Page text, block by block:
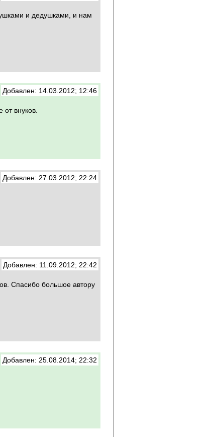
и дедушками, и нам
Добавлен: 14.03.2012; 12:46
внуков.
Добавлен: 27.03.2012; 22:24
Добавлен: 11.09.2012; 22:42
Спасибо большое автору
Добавлен: 25.08.2014; 22:32